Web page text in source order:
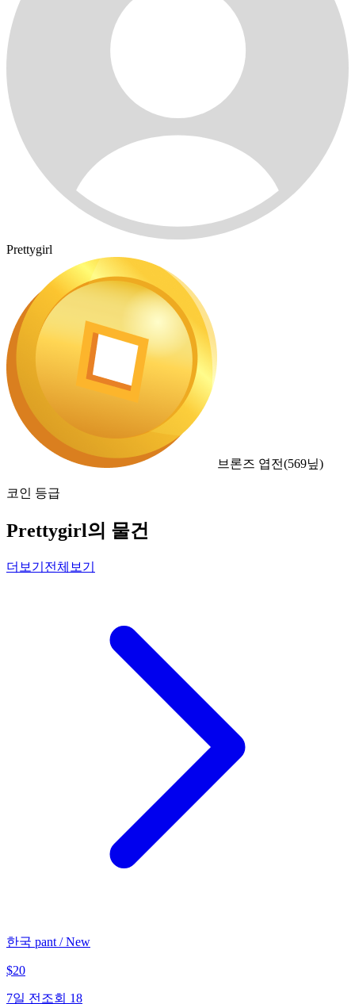
Prettygirl
브론즈 엽전(569닢)
코인 등급
Prettygirl의 물건
더보기 전체보기
한국 pant / New
$20
7일 전 조회 18